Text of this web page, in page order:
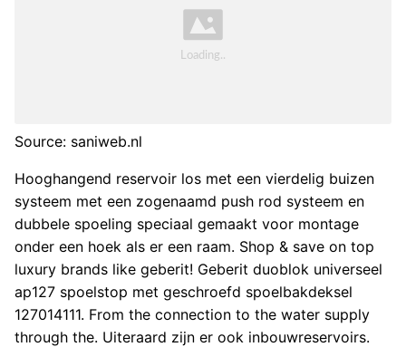
Source: saniweb.nl
Hooghangend reservoir los met een vierdelig buizen
systeem met een zogenaamd push rod systeem en
dubbele spoeling speciaal gemaakt voor montage
onder een hoek als er een raam. Shop & save on top
luxury brands like geberit! Geberit duoblok universeel
ap127 spoelstop met geschroefd spoelbakdeksel
127014111. From the connection to the water supply
through the. Uiteraard zijn er ook inbouwreservoirs.